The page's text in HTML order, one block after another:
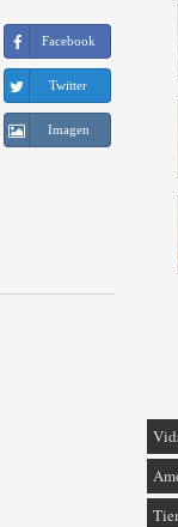
Facebook
Twitter
Imagen